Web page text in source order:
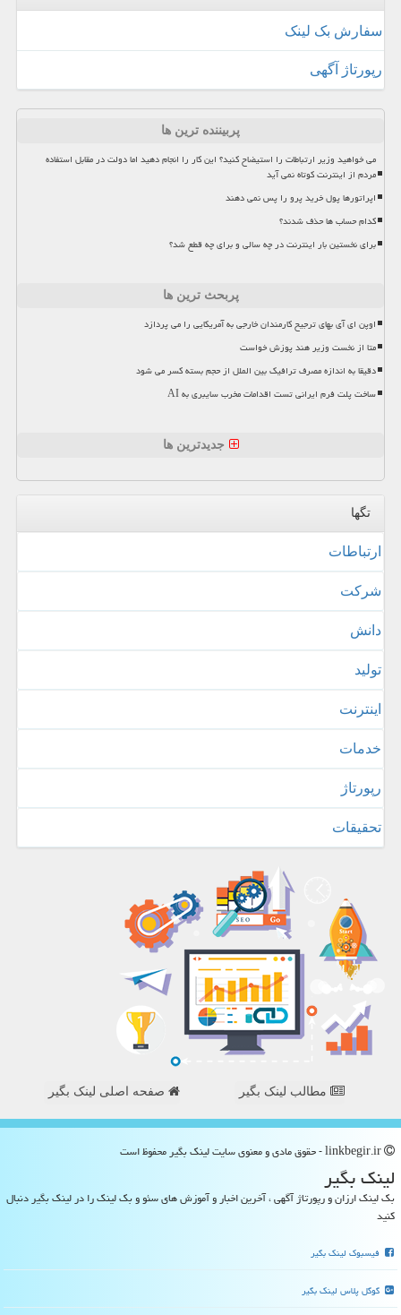
سفارش بک لینک
رپورتاژ آگهی
پربیننده ترین ها
می خواهید وزیر ارتباطات را استیضاح کنید؟ این کار را انجام دهید اما دولت در مقابل استفاده
مردم از اینترنت کوتاه نمی آید
اپراتورها پول خرید پرو را پس نمی دهند
کدام حساب ها حذف شدند؟
برای نخستین بار اینترنت در چه سالی و برای چه قطع شد؟
پربحث ترین ها
اوپن ای آی بهای ترجیح کارمندان خارجی به آمریکایی را می پردازد
متا از نخست وزیر هند پوزش خواست
دقیقا به اندازه مصرف ترافیک بین الملل از حجم بسته کسر می شود
ساخت پلت فرم ایرانی تست اقدامات مخرب سایبری به AI
جدیدترین ها
تگها
ارتباطات
شركت
دانش
تولید
اینترنت
خدمات
رپورتاژ
تحقیقات
مطالب لینک بگیر صفحه اصلی لینک بگیر
لینك بگیر
بک لینک ارزان و رپورتاژ آگهی ، آخرین اخبار و آموزش های سئو و بک لینک را در لینک بگیر دنبال
کنید
فیسبوک لینک بگیر
گوگل پلاس لینک بگیر